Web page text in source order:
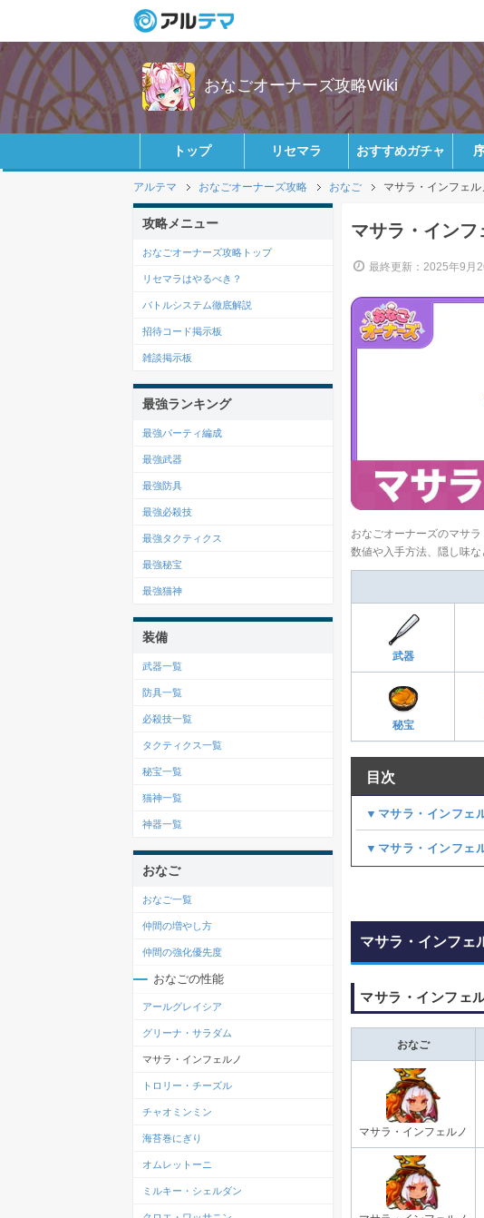
おなごオーナーズ攻略Wiki
トップ リセマラ おすすめガチャ
アルテマ おなごオーナーズ攻略 おなご マサラ・インフェ
マサラ・イン
最終更新：2025年9月
おなごオーナーズのマサ
数値や入手方法、隠し味な
武器
秘宝
目次
▼マサラ・インフェ
▼マサラ・インフェ
マサラ・インフェ
マサラ・インフェ
おなご
マサラ・インフェルノ
攻略メニュー
おなごオーナーズ攻略トップ
リセマラはやるべき？
バトルシステム徹底解説
招待コード掲示板
雑談掲示板
最強ランキング
最強パーティ編成
最強武器
最強防具
最強必殺技
最強タクティクス
最強秘宝
最強猫神
装備
武器一覧
防具一覧
必殺技一覧
タクティクス一覧
秘宝一覧
猫神一覧
神器一覧
おなご
おなご一覧
仲間の増やし方
仲間の強化優先度
おなごの性能
アールグレイシア
グリーナ・サラダム
マサラ・インフェルノ
トロリー・チーズル
チャオミンミン
海苔巻にぎり
オムレットーニ
ミルキー・シェルダン